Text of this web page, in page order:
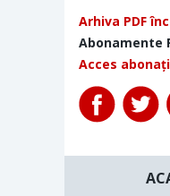
Arhiva PDF
Abonamente
Acces abonați